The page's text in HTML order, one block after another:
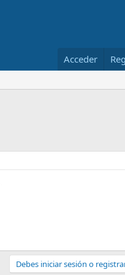
Acceder
Debes iniciar sesión o